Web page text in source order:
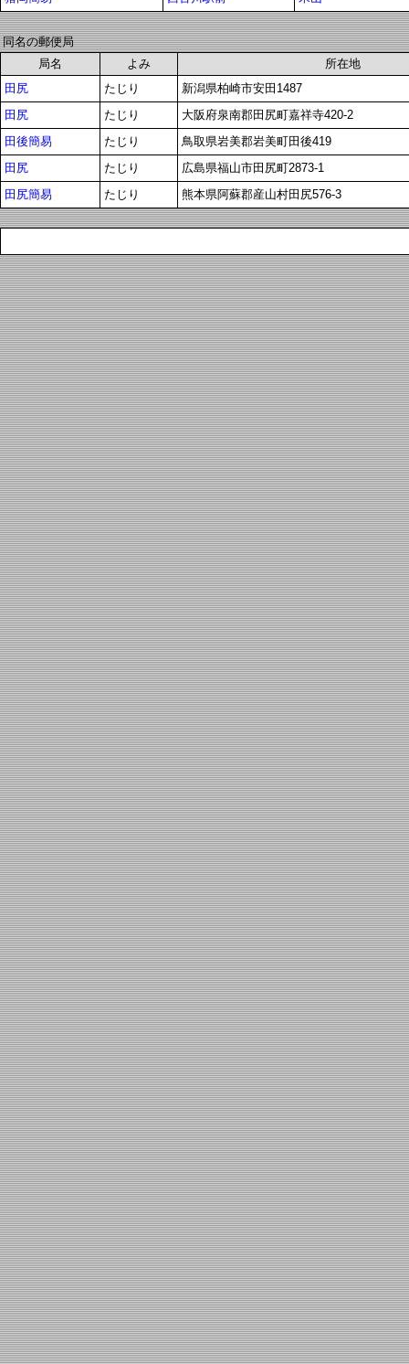
同名の郵便局
局名
よみ
所在地
田尻
たじり
新潟県柏崎市安田1487
田尻
たじり
大阪府泉南郡田尻町嘉祥寺420-2
田後簡易
たじり
鳥取県岩美郡岩美町田後419
田尻
たじり
広島県福山市田尻町2873-1
田尻簡易
たじり 熊本県阿蘇郡産山村田尻576-3